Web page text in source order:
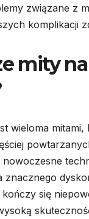
związane z
komplikacji
mity
wieloma
znacznego
się